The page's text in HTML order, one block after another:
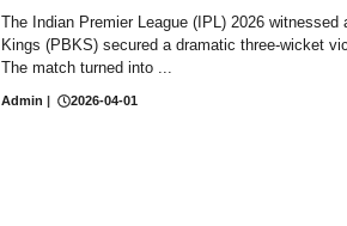
The Indian Premier League (IPL) 2026
Kings (PBKS) secured a dramatic three-wicket
The match turned into ...
Admin 2026-04-01